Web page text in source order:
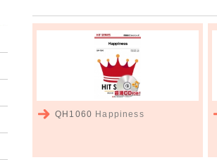
QH1060 Happiness